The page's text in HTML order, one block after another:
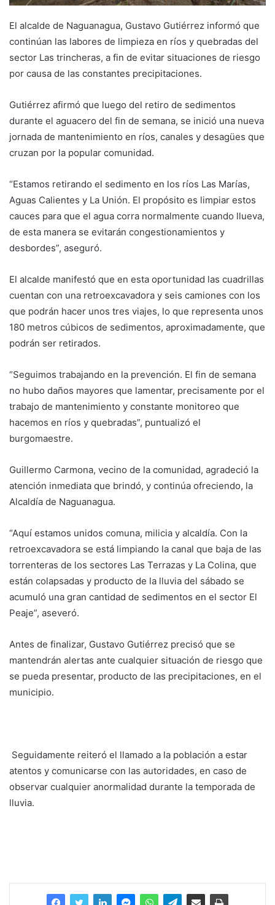
El alcalde de Naguanagua, Gustavo Gutiérrez informó que
continúan las labores de limpieza en ríos y quebradas del
sector Las trincheras, a fin de evitar situaciones de riesgo
por causa de las constantes precipitaciones.
Gutiérrez afirmó que luego del retiro de sedimentos
durante el aguacero del fin de semana, se inició una nueva
jornada de mantenimiento en ríos, canales y desagües que
cruzan por la popular comunidad.
“Estamos retirando el sedimento en los ríos Las Marías,
Aguas Calientes y La Unión. El propósito es limpiar estos
cauces para que el agua corra normalmente cuando llueva,
de esta manera se evitarán congestionamientos y
desbordes”, aseguró.
El alcalde manifestó que en esta oportunidad las cuadrillas
cuentan con una retroexcavadora y seis camiones con los
que podrán hacer unos tres viajes, lo que representa unos
180 metros cúbicos de sedimentos, aproximadamente, que
podrán ser retirados.
“Seguimos trabajando en la prevención. El fin de semana
no hubo daños mayores que lamentar, precisamente por el
trabajo de mantenimiento y constante monitoreo que
hacemos en ríos y quebradas”, puntualizó el
burgomaestre.
Guillermo Carmona, vecino de la comunidad, agradeció la
atención inmediata que brindó, y continúa ofreciendo, la
Alcaldía de Naguanagua.
“Aquí estamos unidos comuna, milicia y alcaldía. Con la
retroexcavadora se está limpiando la canal que baja de las
torrenteras de los sectores Las Terrazas y La Colina, que
están colapsadas y producto de la lluvia del sábado se
acumuló una gran cantidad de sedimentos en el sector El
Peaje”, aseveró.
Antes de finalizar, Gustavo Gutiérrez precisó que se
mantendrán alertas ante cualquier situación de riesgo que
se pueda presentar, producto de las precipitaciones, en el
municipio.
Seguidamente reiteró el llamado a la población a estar
atentos y comunicarse con las autoridades, en caso de
observar cualquier anormalidad durante la temporada de
lluvia.